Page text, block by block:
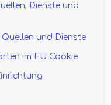
Dienste und
und Dienste
im EU Cookie